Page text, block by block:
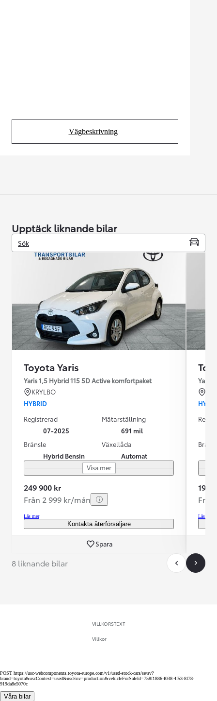
Vägbeskrivning
(Opens in new tab)
Upptäck liknande bilar
Sök
Toyota Yaris
Yaris 1,5 Hybrid 115 5D Active komfortpaket
KRYLBO
HYBRID
Registrerad
07-2025
Mätarställning
691 mil
Bränsle
Hybrid Bensin
Växellåda
Automat
Visa mer
249 900 kr
Från 2 999 kr/mån
Läs mer
Kontakta återförsäljare
Spara
Yaris
199
Läs mer
8 liknande bilar
VILLKORSTEXT
Villkor
POST https://usc-webcomponents.toyota-europe.com/v1/used-stock-cars/se/sv?
brand=toyota&uscContext=used&uscEnv=production&vehicleForSaleId=758f1886-f038-4f53-8f78-
919da8e5070c
Våra bilar